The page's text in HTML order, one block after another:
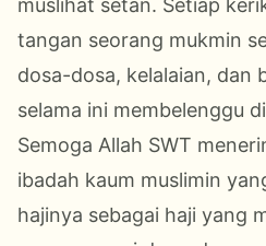
muslihat setan. Setiap
tangan seorang mukmin
dosa-dosa, kelalaian, dan
selama ini membelenggu
Semoga Allah SWT
ibadah kaum muslimin
hajinya sebagai haji yang